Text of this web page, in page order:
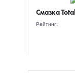
Смазка
Рейтинг: